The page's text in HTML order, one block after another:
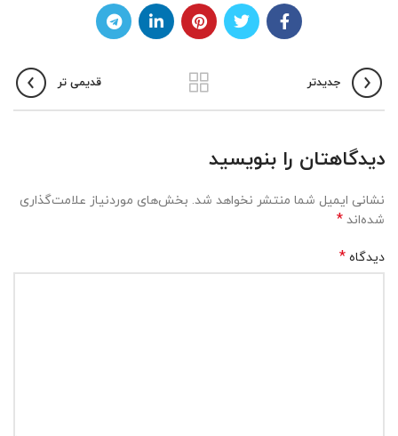
جدیدتر قدیمی تر
دیدگاهتان را بنویسید
نشانی ایمیل شما منتشر نخواهد شد. بخش‌های موردنیاز علامت‌گذاری
شده‌اند *
دیدگاه *